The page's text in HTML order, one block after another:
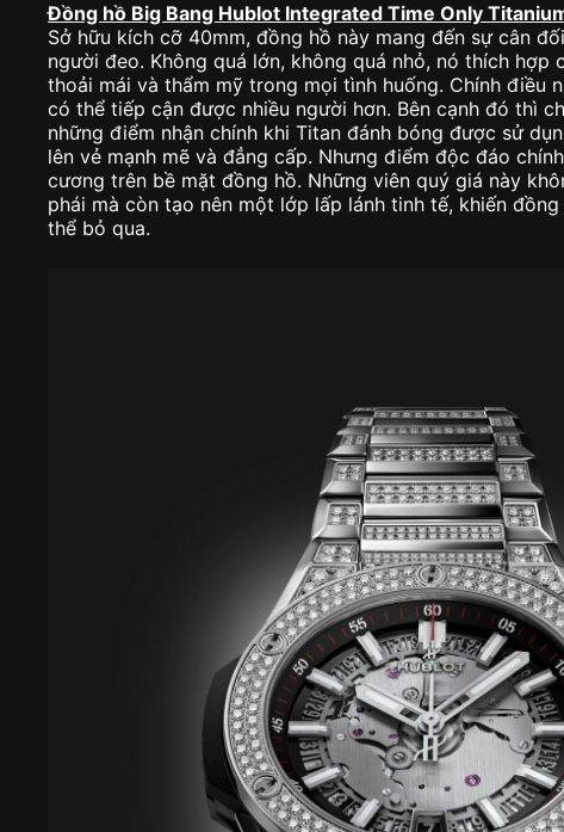
Đồng hồ Big Bang Hublot Integrated Time Only
Sở hữu kích cỡ 40mm, đồng hồ này mang đến sự cân
người đeo. Không quá lớn, không quá nhỏ, nó thích hợp
thoải mái và thẩm mỹ trong mọi tình huống. Chính điều
có thể tiếp cận được nhiều người hơn. Bên cạnh đó thì
những điểm nhận chính khi Titan đánh bóng được sử
lên vẻ mạnh mẽ và đẳng cấp. Nhưng điểm độc đáo
cương trên bề mặt đồng hồ. Những viên quý giá này
phái mà còn tạo nên một lớp lấp lánh tinh tế, khiến
thể bỏ qua.